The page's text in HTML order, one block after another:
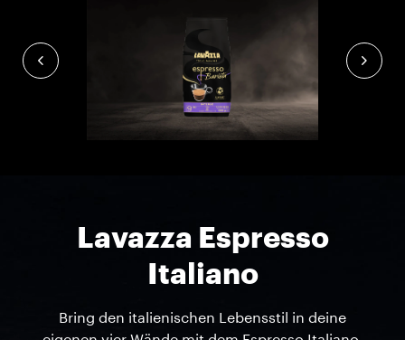
Lavazza Espresso
Italiano
Bring den italienischen Lebensstil in deine